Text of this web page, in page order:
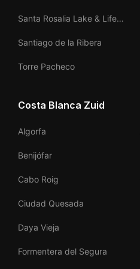
Santa Rosalia Lake & Life
Santiago de la Ribera
Torre Pacheco
Costa Blanca Zuid
Algorfa
Benijófar
Cabo Roig
Ciudad Quesada
Daya Vieja
Formentera del Segura